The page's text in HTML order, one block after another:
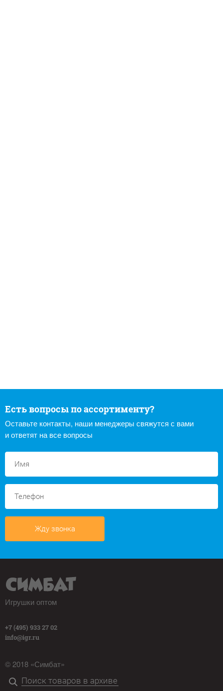
Есть вопросы по ассортименту?
Оставьте контакты, наши менеджеры свяжутся с вами
и ответят на все вопросы
Жду звонка
Игрушки оптом
+7 (495) 933 27 02
info@igr.ru
© 2018 «Симбат»